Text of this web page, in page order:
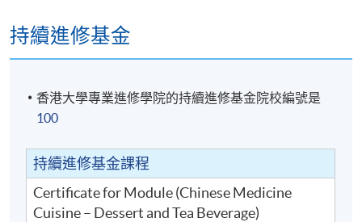
持續進修基金
香港大學專業進修學院的持續進修基金院校編號是
100
持續進修基金課程
Certificate for Module (Chinese Medicine
Cuisine – Dessert and Tea Beverage)